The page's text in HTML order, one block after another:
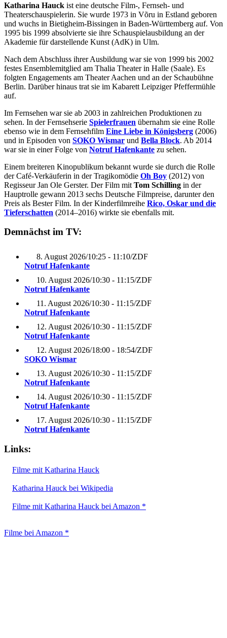
Katharina Hauck ist eine deutsche Film-, Fernseh- und
Theaterschauspielerin. Sie wurde 1973 in Võru in Estland geboren
und wuchs in Bietigheim-Bissingen in Baden-Württemberg auf. Von
1995 bis 1999 absolvierte sie ihre Schauspielausbildung an der
Akademie für darstellende Kunst (AdK) in Ulm.
Nach dem Abschluss ihrer Ausbildung war sie von 1999 bis 2002
festes Ensemblemitglied am Thalia Theater in Halle (Saale). Es
folgten Engagements am Theater Aachen und an der Schaubühne
Berlin. Darüber hinaus trat sie im Kabarett Leipziger Pfeffermühle
auf.
Im Fernsehen war sie ab 2003 in zahlreichen Produktionen zu
sehen. In der Fernsehserie Spielerfrauen übernahm sie eine Rolle
ebenso wie in dem Fernsehfilm Eine Liebe in Königsberg (2006)
und in Episoden von SOKO Wismar und Bella Block. Ab 2014
war sie in einer Folge von Notruf Hafenkante zu sehen.
Einem breiteren Kinopublikum bekannt wurde sie durch die Rolle
der Café-Verkäuferin in der Tragikomödie Oh Boy (2012) von
Regisseur Jan Ole Gerster. Der Film mit Tom Schilling in der
Hauptrolle gewann 2013 sechs Deutsche Filmpreise, darunter den
Preis als Bester Film. In der Kinderfilmreihe Rico, Oskar und die
Tieferschatten (2014–2016) wirkte sie ebenfalls mit.
Demnächst im TV:
8. August 2026/10:25 - 11:10/ZDF
Notruf Hafenkante
10. August 2026/10:30 - 11:15/ZDF
Notruf Hafenkante
11. August 2026/10:30 - 11:15/ZDF
Notruf Hafenkante
12. August 2026/10:30 - 11:15/ZDF
Notruf Hafenkante
12. August 2026/18:00 - 18:54/ZDF
SOKO Wismar
13. August 2026/10:30 - 11:15/ZDF
Notruf Hafenkante
14. August 2026/10:30 - 11:15/ZDF
Notruf Hafenkante
17. August 2026/10:30 - 11:15/ZDF
Notruf Hafenkante
Links:
Filme mit Katharina Hauck
Katharina Hauck bei Wikipedia
Filme mit Katharina Hauck bei Amazon *
Filme bei Amazon *